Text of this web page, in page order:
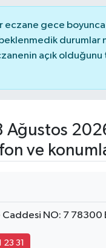
eczane gece boyunca
açık
Ağustos
ve
NO: 7 78300
23 31